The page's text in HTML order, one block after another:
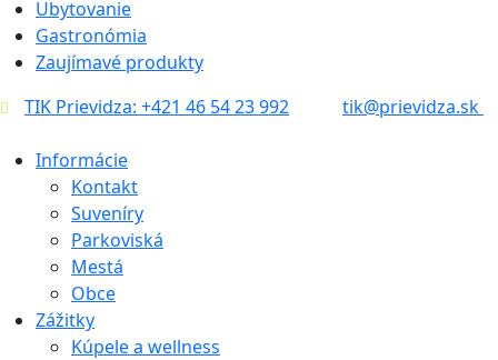
Ubytovanie
Gastronómia
Zaujímavé produkty
TIK Prievidza: +421 46 54 23 992
tik@prievidza.sk
Informácie
Kontakt
Suveníry
Parkoviská
Mestá
Obce
Zážitky
Kúpele a wellness